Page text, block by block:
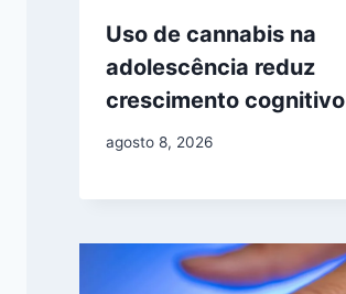
Uso de cannabis na
adolescência reduz
crescimento cognitivo
agosto 8, 2026